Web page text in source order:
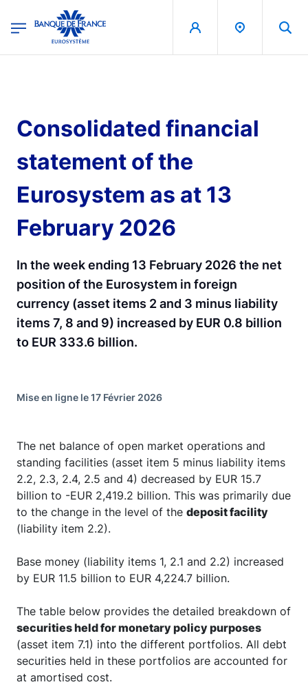
Banque de France - Menu Principal
Consolidated financial
statement of the
Eurosystem as at 13
February 2026
In the week ending 13 February 2026 the net
position of the Eurosystem in foreign
currency (asset items 2 and 3 minus liability
items 7, 8 and 9) increased by EUR 0.8 billion
to EUR 333.6 billion.
Mise en ligne le 17 Février 2026
The net balance of open market operations and
standing facilities (asset item 5 minus liability items
2.2, 2.3, 2.4, 2.5 and 4) decreased by EUR 15.7
billion to -EUR 2,419.2 billion. This was primarily due
to the change in the level of the deposit facility
(liability item 2.2).
Base money (liability items 1, 2.1 and 2.2) increased
by EUR 11.5 billion to EUR 4,224.7 billion.
The table below provides the detailed breakdown of
securities held for monetary policy purposes
(asset item 7.1) into the different portfolios. All debt
securities held in these portfolios are accounted for
at amortised cost.